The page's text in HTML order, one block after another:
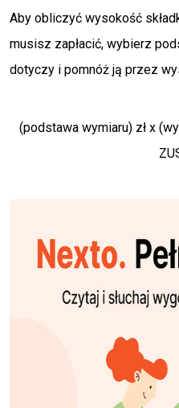
Aby obliczyć wysokość
musisz zapłacić, wybierz
dotyczy i pomnóż ją przez
(podstawa wymiaru) zł x